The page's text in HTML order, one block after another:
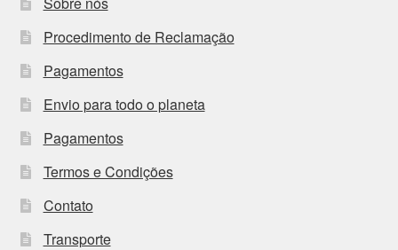
Procedimento de Reclamação
Pagamentos
Envio para todo o planeta
Pagamentos
Termos e Condições
Contato
Transporte